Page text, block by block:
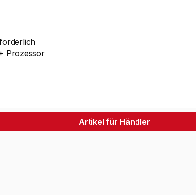
Prozessor
Artikel für Händler